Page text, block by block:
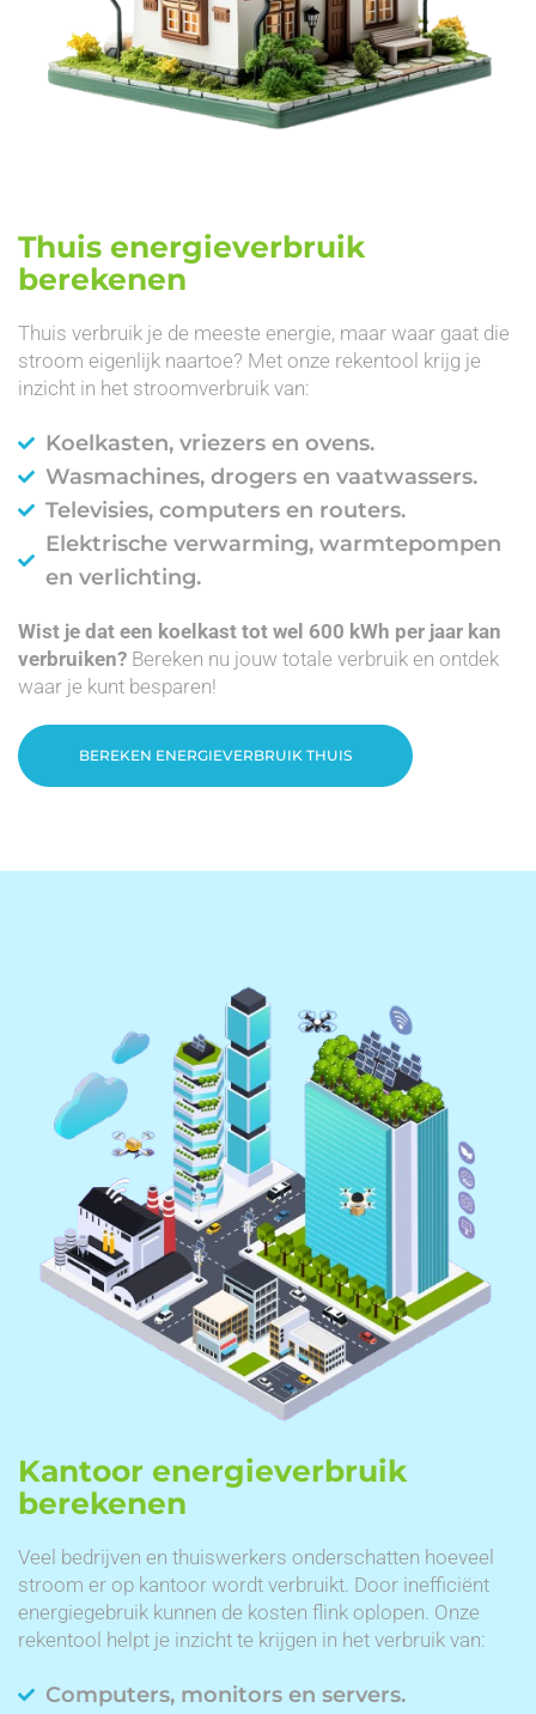
Thuis energieverbruik
berekenen
Thuis verbruik je de meeste energie, maar waar gaat die
stroom eigenlijk naartoe? Met onze rekentool krijg je
inzicht in het stroomverbruik van:
Koelkasten, vriezers en ovens.
Wasmachines, drogers en vaatwassers.
Televisies, computers en routers.
Elektrische verwarming, warmtepompen
en verlichting.
Wist je dat een koelkast tot wel 600 kWh per jaar kan
verbruiken? Bereken nu jouw totale verbruik en ontdek
waar je kunt besparen!
BEREKEN ENERGIEVERBRUIK THUIS
Kantoor energieverbruik
berekenen
Veel bedrijven en thuiswerkers onderschatten hoeveel
stroom er op kantoor wordt verbruikt. Door inefficiënt
energiegebruik kunnen de kosten flink oplopen. Onze
rekentool helpt je inzicht te krijgen in het verbruik van:
Computers, monitors en servers.